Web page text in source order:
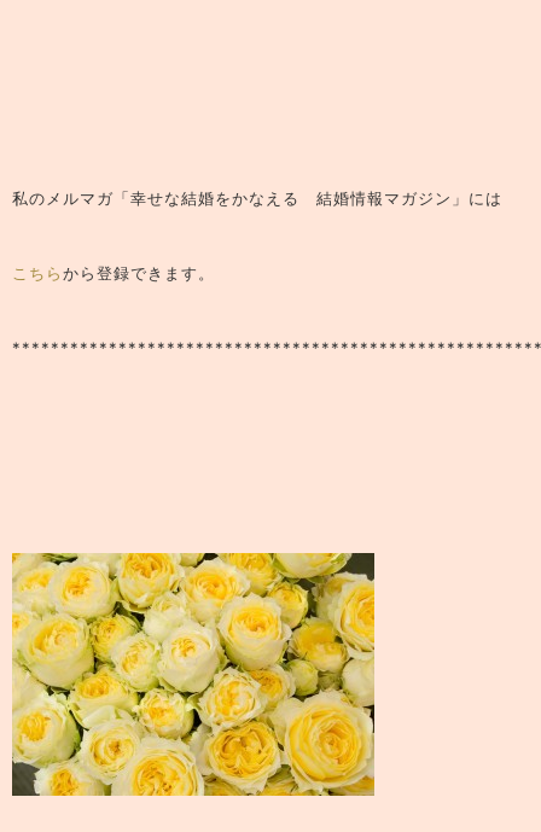
私のメルマガ 「幸せな結婚をかなえる 結婚情報マガジン」 には
こちらから登録できます。